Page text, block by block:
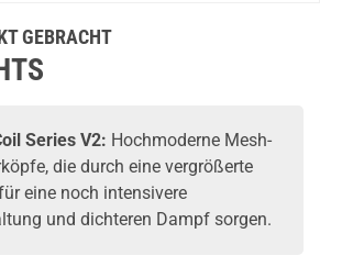
GEBRACHT
Series V2: Hochmoderne Mesh-
, die durch eine vergrößerte
eine noch intensivere
und dichteren Dampf sorgen.